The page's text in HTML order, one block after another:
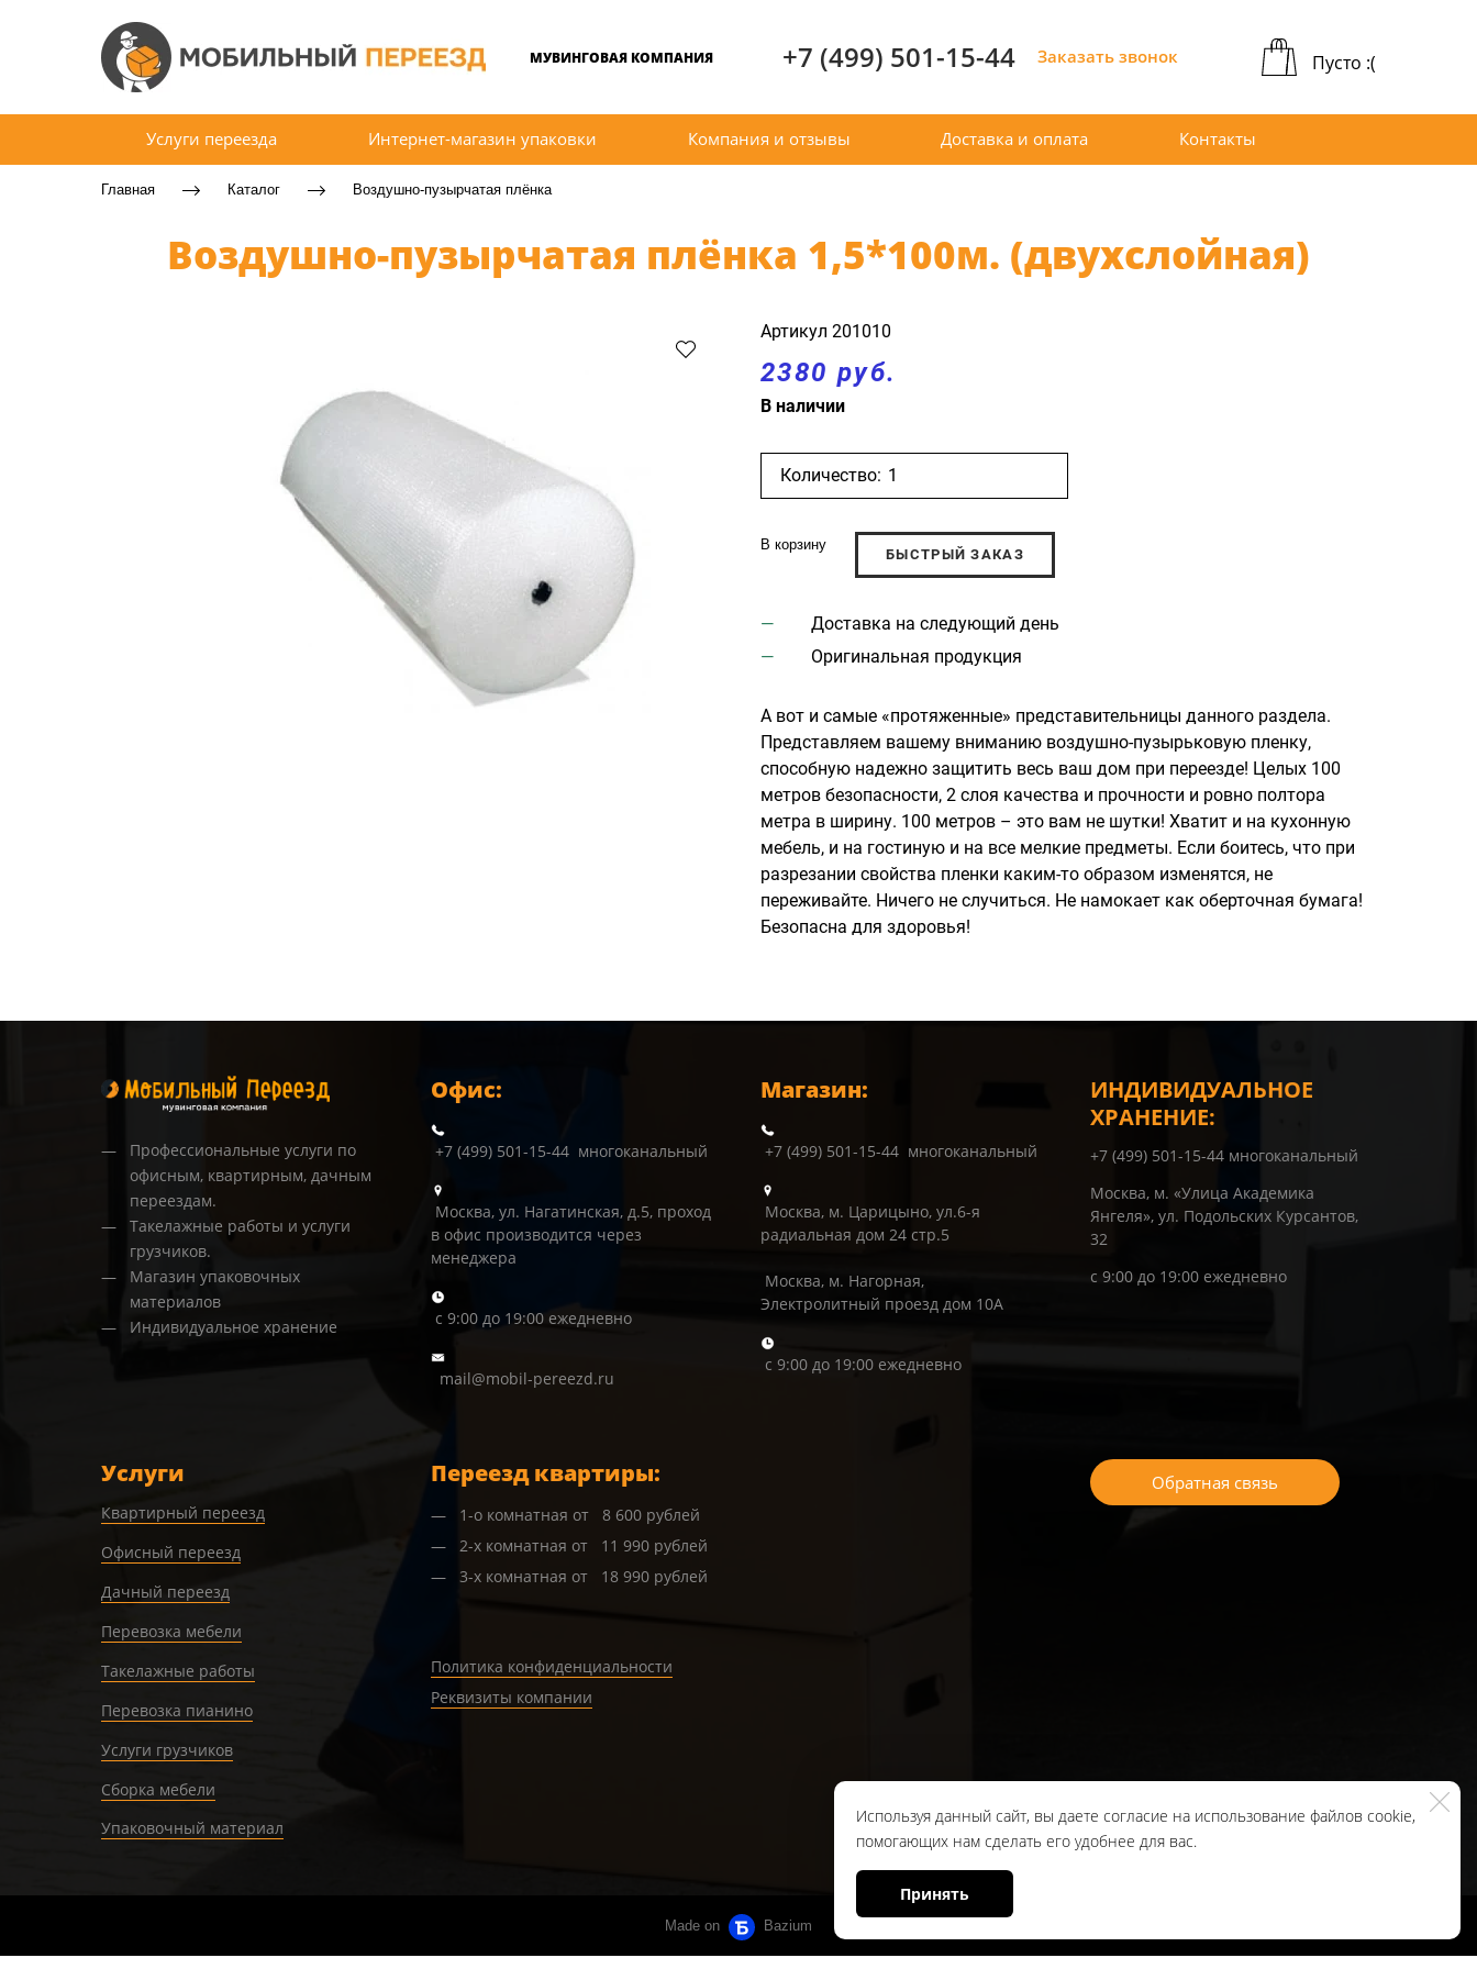
МУВИНГОВАЯ КОМПАНИЯ +7 (499) 501-15-44 Заказать звонок Пусто :(
Услуги переезда Интернет-магазин упаковки Компания и отзывы Доставка и оплата Контакты
Главная Каталог Воздушно-пузырчатая плёнка
Воздушно-пузырчатая плёнка 1,5*100м. (двухслойная)
Артикул 201010
2380 руб.
В наличии
Количество:
В корзину
БЫСТРЫЙ ЗАКАЗ
Доставка на следующий день
Оригинальная продукция
А вот и самые «протяженные» представительницы данного раздела.
Представляем вашему вниманию воздушно-пузырьковую пленку,
способную надежно защитить весь ваш дом при переезде! Целых 100
метров безопасности, 2 слоя качества и прочности и ровно полтора
метра в ширину. 100 метров – это вам не шутки! Хватит и на кухонную
мебель, и на гостиную и на все мелкие предметы. Если боитесь, что при
разрезании свойства пленки каким-то образом изменятся, не
переживайте. Ничего не случиться. Не намокает как оберточная бумага!
Безопасна для здоровья!
Используя данный сайт, вы даете согласие на использование файлов cookie,
помогающих нам сделать его удобнее для вас.
Принять
Профессиональные услуги по
офисным, квартирным, дачным
переездам.
Такелажные работы и услуги
грузчиков.
Магазин упаковочных
материалов
Индивидуальное хранение
Офис:
+7 (499) 501-15-44 многоканальный
Москва, ул. Нагатинская, д.5, проход
в офис производится через
менеджера
с 9:00 до 19:00 ежедневно
mail@mobil-pereezd.ru
Магазин:
+7 (499) 501-15-44 многоканальный
Москва, м. Царицыно, ул.6-я
радиальная дом 24 стр.5
Москва, м. Нагорная,
Электролитный проезд дом 10А
с 9:00 до 19:00 ежедневно
ИНДИВИДУАЛЬНОЕ
ХРАНЕНИЕ:
+7 (499) 501-15-44 многоканальный
Москва, м. «Улица Академика
Янгеля», ул. Подольских Курсантов,
32
с 9:00 до 19:00 ежедневно
Услуги
Квартирный переезд
Офисный переезд
Дачный переезд
Перевозка мебели
Такелажные работы
Перевозка пианино
Услуги грузчиков
Сборка мебели
Упаковочный материал
Переезд квартиры:
1-о комнатная от 8 600 рублей
2-х комнатная от 11 990 рублей
3-х комнатная от 18 990 рублей
Политика конфиденциальности
Реквизиты компании
Обратная связь
Made on Bazium